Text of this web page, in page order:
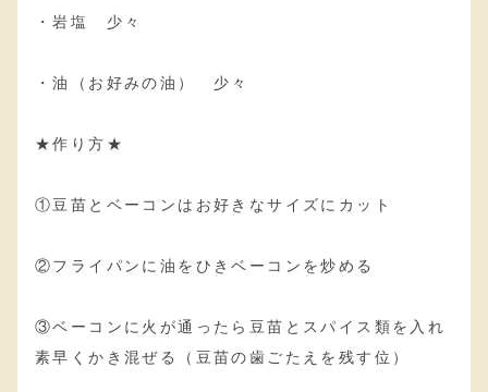
・岩塩 少々
・油（お好みの油） 少々
★作り方★
①豆苗とベーコンはお好きなサイズにカット
②フライパンに油をひきベーコンを炒める
③ベーコンに火が通ったら豆苗とスパイス類を入れ
素早くかき混ぜる（豆苗の歯ごたえを残す位）